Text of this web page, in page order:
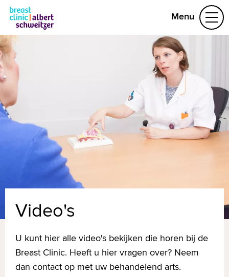
Menu
Borstkanker, wat nu?
Verder leven
Video's
Contact
MijnASz
Video's
U kunt hier alle video's bekijken die horen bij de
Breast Clinic. Heeft u hier vragen over? Neem
dan contact op met uw behandelend arts.